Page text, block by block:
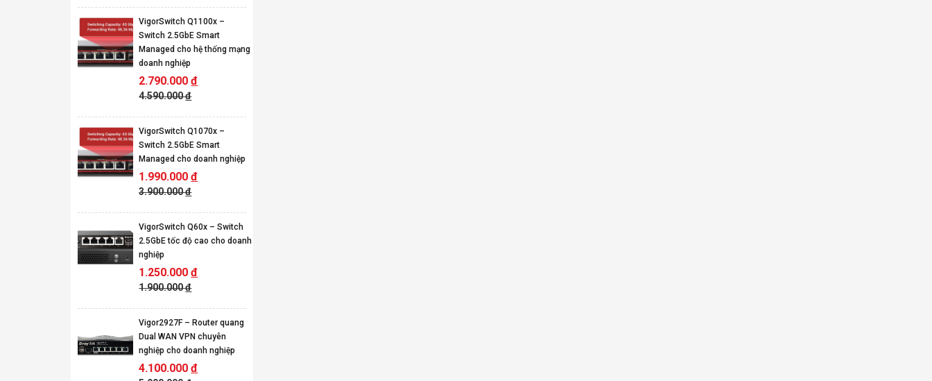
VigorSwitch Q1100x –
Switch 2.5GbE Smart
Managed cho hệ thống mạng
doanh nghiệp
2.790.000đ
4.590.000đ
VigorSwitch Q1070x –
Switch 2.5GbE Smart
Managed cho doanh nghiệp
1.990.000đ
3.900.000đ
VigorSwitch Q60x – Switch
2.5GbE tốc độ cao cho doanh
nghiệp
1.250.000đ
1.900.000đ
Vigor2927F – Router quang
Dual WAN VPN chuyên
nghiệp cho doanh nghiệp
4.100.000đ